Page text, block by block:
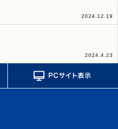
2024.12.19
2024.4.23